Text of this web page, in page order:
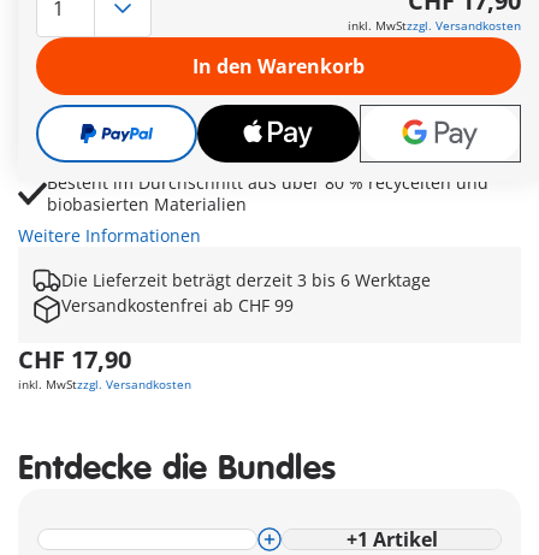
Büchertauschschrank mit Bücherstapel und Sitzbank
fördert Lesefreude und Gemeinschaftssinn
Kickboard und E-Scooter sorgen für abwechslungsreiche
Ausflüge zum gemütlichen Buchhäuschen
Fördert spielerisch Nachhaltigkeit, Umweltbewusstsein
und das Weitergeben gelesener Bücher
Besteht im Durchschnitt aus über 80 % recycelten und
biobasierten Materialien
Weitere Informationen
Die Lieferzeit beträgt derzeit 3 bis 6 Werktage
Versandkostenfrei ab CHF 99
CHF 17,90
inkl. MwStzzgl. Versandkosten
inkl. MwStzzgl. Versandkosten
In den Warenkorb
Entdecke die Bundles
+1 Artikel